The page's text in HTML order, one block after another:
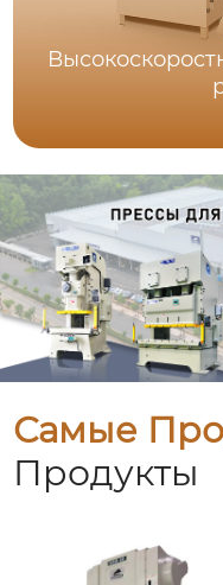
Самые
Продукты